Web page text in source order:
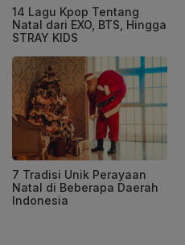
14 Lagu Kpop Tentang
Natal dari EXO, BTS, Hingga
STRAY KIDS
7 Tradisi Unik Perayaan
Natal di Beberapa Daerah
Indonesia